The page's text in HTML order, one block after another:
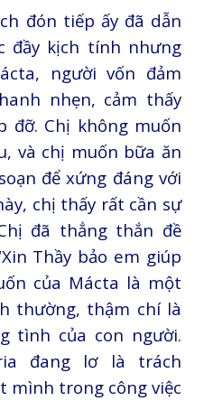
đón tiếp ấy đã dẫn
đầy kịch tính nhưng
người vốn đảm
nhẹn, cảm thấy
đỡ. Chị không muốn
và chị muốn bữa ăn
để xứng đáng với
chị thấy rất cần sự
đã thẳng thắn đề
Thầy bảo em giúp
của Mácta là một
thường, thậm chí là
tình của con người.
đang lơ là trách
mình trong công việc